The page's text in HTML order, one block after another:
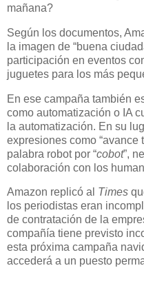
mañana?
Según los documentos,
la imagen de “buena
participación en eventos
juguetes para los más
En ese campaña también
como automatización o IA
la automatización. En su
expresiones como “avance
palabra robot por “cobot”,
colaboración con los
Amazon replicó al Times
los periodistas eran
de contratación de la
compañía tiene previsto
esta próxima campaña
accederá a un puesto